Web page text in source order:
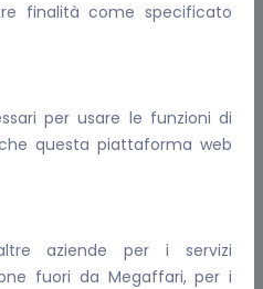
finalità come specificato
per usare le funzioni di
questa piattaforma web
aziende per i servizi
fuori da Megaffari, per i